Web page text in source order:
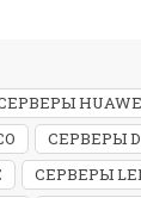
СЕРВЕРЫ
СЕРВЕРЫ